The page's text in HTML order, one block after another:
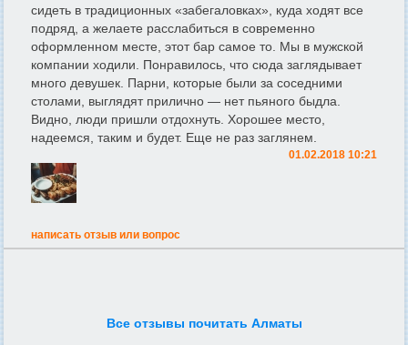
сидеть в традиционных «забегаловках», куда ходят все
подряд, а желаете расслабиться в современно
оформленном месте, этот бар самое то. Мы в мужской
компании ходили. Понравилось, что сюда заглядывает
много девушек. Парни, которые были за соседними
столами, выглядят прилично — нет пьяного быдла.
Видно, люди пришли отдохнуть. Хорошее место,
надеемся, таким и будет. Еще не раз заглянем.
01.02.2018 10:21
написать отзыв или вопрос
Все отзывы почитать Алматы